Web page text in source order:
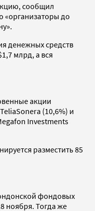
сообщил
«организаторы до
денежных средств
млрд, а вся
акции
(10,6%) и
Investments
разместить 85
фондовых
ноября. Тогда же